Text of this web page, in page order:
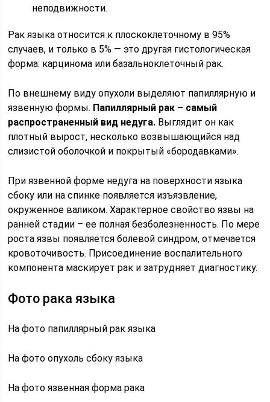
неподвижности.
Рак языка относится к плоскоклеточному в 95%
случаев, и только в 5% — это другая гистологическая
форма: карцинома или базальноклеточный рак.
По внешнему виду опухоли выделяют папиллярную и
язвенную формы. Папиллярный рак – самый
распространенный вид недуга. Выглядит он как
плотный вырост, несколько возвышающийся над
слизистой оболочкой и покрытый «бородавками».
При язвенной форме недуга на поверхности языка
сбоку или на спинке появляется изъязвление,
окруженное валиком. Характерное свойство язвы на
ранней стадии – ее полная безболезненность. По мере
роста язвы появляется болевой синдром, отмечается
кровоточивость. Присоединение воспалительного
компонента маскирует рак и затрудняет диагностику.
Фото рака языка
На фото папиллярный рак языка
На фото опухоль сбоку языка
На фото язвенная форма рака